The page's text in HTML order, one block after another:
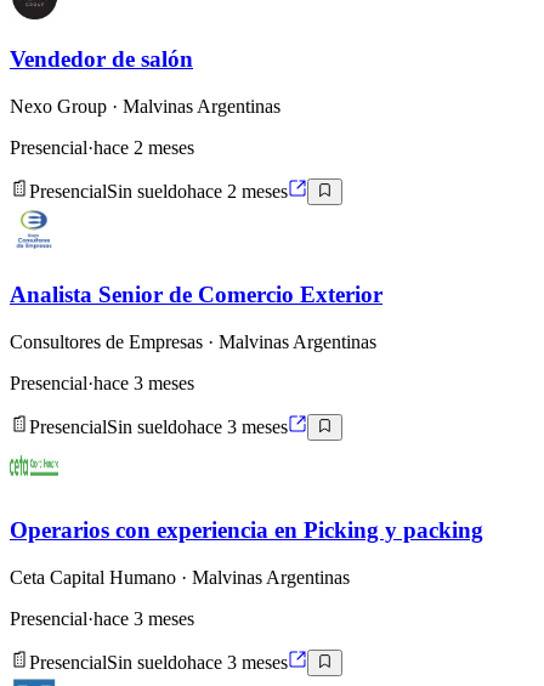
Vendedor de salón
Nexo Group · Malvinas Argentinas
Presencial·hace 2 meses
PresencialSin sueldohace 2 meses
Analista Senior de Comercio Exterior
Consultores de Empresas · Malvinas Argentinas
Presencial·hace 3 meses
PresencialSin sueldohace 3 meses
Operarios con experiencia en Picking y packing
Ceta Capital Humano · Malvinas Argentinas
Presencial·hace 3 meses
PresencialSin sueldohace 3 meses